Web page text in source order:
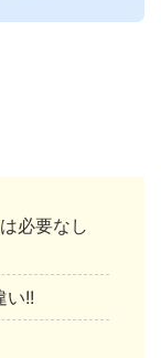
必要なし
い!!